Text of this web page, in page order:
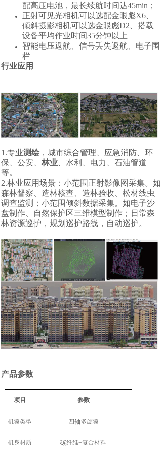
配高压电池，最长续航时间达45min；
正射可见光相机可以选配金眼彪X6、
倾斜摄影相机可以选金眼彪D2、搭载
设备平均作业时间35分钟以上
智能电压返航、信号丢失返航、电子围
栏
行业应用
1.专业测绘 ，城市综合管理、应急消防、环
保、公安、 林业 、水利、电力、石油管道
等。
2.林业应用场景：小范围正射影像图采集。如
森林督察、造林核查、造林验收、松材线虫
调查监测；小范围倾斜数据采集。如电子沙
盘制作、自然保护区三维模型制作；日常森
林资源巡护，规划巡护路线，自动巡护。
产品参数
项目 参数
机翼类型 四轴多旋翼
机身材质 碳纤维+复合材料